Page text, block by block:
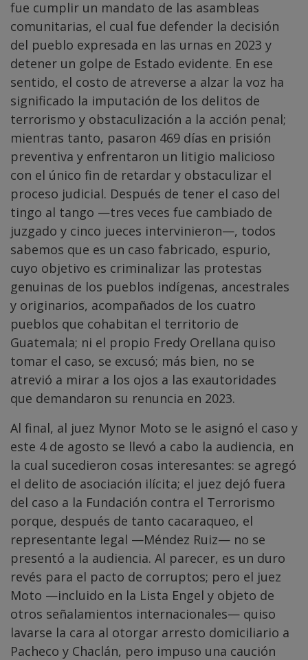
fue cumplir un mandato de las asambleas
comunitarias, el cual fue defender la decisión
del pueblo expresada en las urnas en 2023 y
detener un golpe de Estado evidente. En ese
sentido, el costo de atreverse a alzar la voz ha
significado la imputación de los delitos de
terrorismo y obstaculización a la acción penal;
mientras tanto, pasaron 469 días en prisión
preventiva y enfrentaron un litigio malicioso
con el único fin de retardar y obstaculizar el
proceso judicial. Después de tener el caso del
tingo al tango —tres veces fue cambiado de
juzgado y cinco jueces intervinieron—, todos
sabemos que es un caso fabricado, espurio,
cuyo objetivo es criminalizar las protestas
genuinas de los pueblos indígenas, ancestrales
y originarios, acompañados de los cuatro
pueblos que cohabitan el territorio de
Guatemala; ni el propio Fredy Orellana quiso
tomar el caso, se excusó; más bien, no se
atrevió a mirar a los ojos a las exautoridades
que demandaron su renuncia en 2023.
Al final, al juez Mynor Moto se le asignó el caso y
este 4 de agosto se llevó a cabo la audiencia, en
la cual sucedieron cosas interesantes: se agregó
el delito de asociación ilícita; el juez dejó fuera
del caso a la Fundación contra el Terrorismo
porque, después de tanto cacaraqueo, el
representante legal —Méndez Ruiz— no se
presentó a la audiencia. Al parecer, es un duro
revés para el pacto de corruptos; pero el juez
Moto —incluido en la Lista Engel y objeto de
otros señalamientos internacionales— quiso
lavarse la cara al otorgar arresto domiciliario a
Pacheco y Chaclán, pero impuso una caución